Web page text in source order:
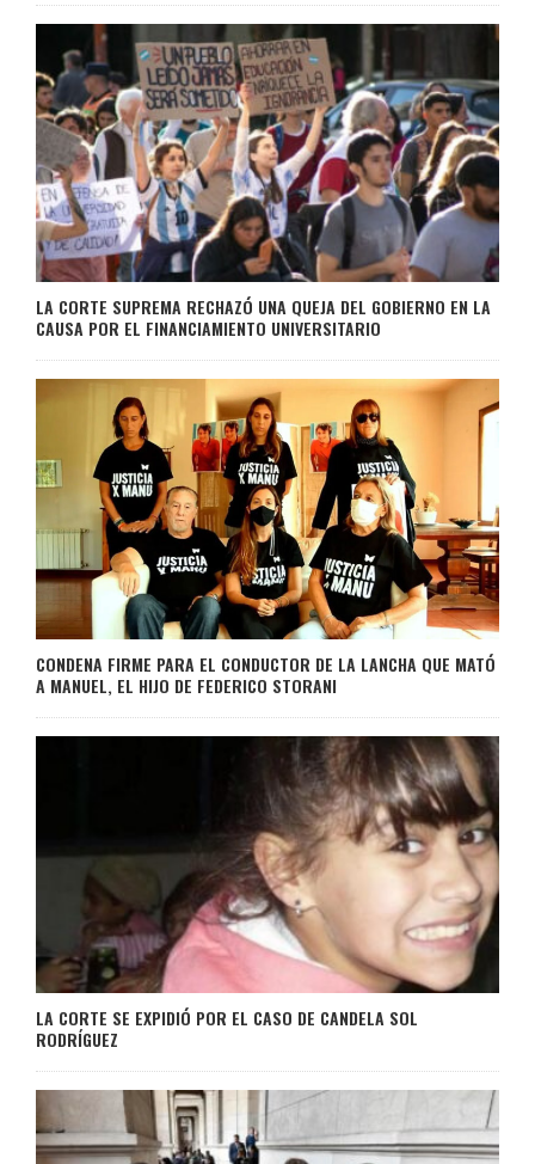
LA CORTE SUPREMA RECHAZÓ UNA QUEJA DEL GOBIERNO EN LA
CAUSA POR EL FINANCIAMIENTO UNIVERSITARIO
CONDENA FIRME PARA EL CONDUCTOR DE LA LANCHA QUE MATÓ
A MANUEL, EL HIJO DE FEDERICO STORANI
LA CORTE SE EXPIDIÓ POR EL CASO DE CANDELA SOL
RODRÍGUEZ